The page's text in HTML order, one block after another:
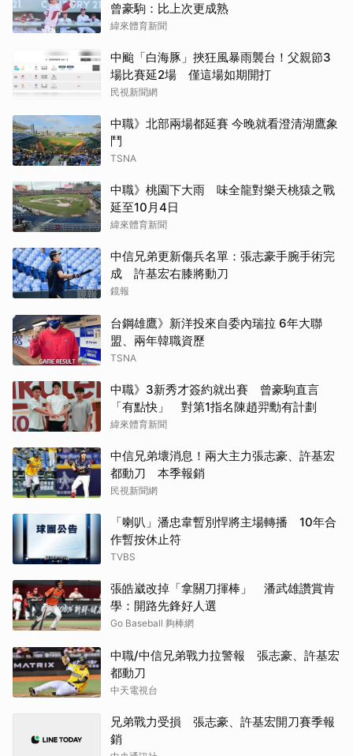
曾豪駒：比上次更成熟
緯來體育新聞
中颱「白海豚」挾狂風暴雨襲台！父親節3
場比賽延2場 僅這場如期開打
民視新聞網
中職》北部兩場都延賽 今晚就看澄清湖鷹象
鬥
TSNA
中職》桃園下大雨 味全龍對樂天桃猿之戰
延至10月4日
緯來體育新聞
中信兄弟更新傷兵名單：張志豪手腕手術完
成 許基宏右膝將動刀
鏡報
台鋼雄鷹》新洋投來自委內瑞拉 6年大聯
盟、兩年韓職資歷
TSNA
中職》3新秀才簽約就出賽 曾豪駒直言
「有點快」 對第1指名陳趙羿勳有計劃
緯來體育新聞
中信兄弟壞消息！兩大主力張志豪、許基宏
都動刀 本季報銷
民視新聞網
「喇叭」潘忠韋暫別悍將主場轉播 10年合
作暫按休止符
TVBS
張皓崴改掉「拿關刀揮棒」 潘武雄讚賞肯
學：開路先鋒好人選
Go Baseball 夠棒網
中職/中信兄弟戰力拉警報 張志豪、許基宏
都動刀
中天電視台
兄弟戰力受損 張志豪、許基宏開刀賽季報
銷